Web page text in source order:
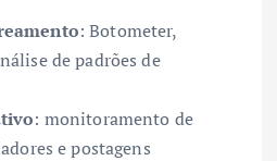
: Botometer,
de padrões de
: monitoramento de
e postagens